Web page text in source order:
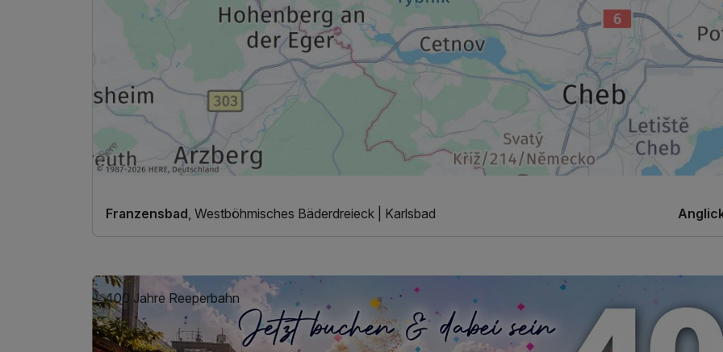
Franzensbad , Westböhmisches Bäderdreieck | Karlsbad
400 Jahre Reeperbahn